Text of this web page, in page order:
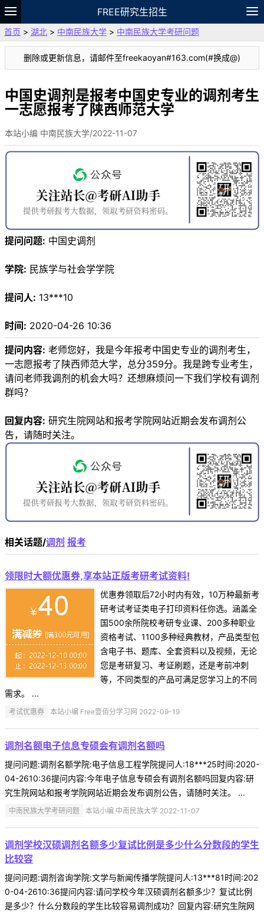
FREE研究生招生
题库
故事 专题 APP 笔记
论坛
VIP
资料
首页 > 湖北 > 中南民族大学 > 中南民族大学考研问题
删除或更新信息，请邮件至freekaoyan#163.com(#换成@)
中国史调剂是报考中国史专业的调剂考生
一志愿报考了陕西师范大学
本站小编 中南民族大学/2022-11-07
提问问题: 中国史调剂
学院: 民族学与社会学学院
提问人: 13***10
时间: 2020-04-26 10:36
提问内容: 老师您好，我是今年报考中国史专业的调剂考生，
一志愿报考了陕西师范大学，总分359分。我是跨专业考生，
请问老师我调剂的机会大吗？还想麻烦问一下我们学校有调剂
群吗？
回复内容: 研究生院网站和报考学院网站近期会发布调剂公
告，请随时关注。
相关话题/调剂 报考
领限时大额优惠券,享本站正版考研考试资料!
优惠券领取后72小时内有效，10万种最新考
研考试考证类电子打印资料任你选。涵盖全
国500余所院校考研专业课、200多种职业
资格考试、1100多种经典教材，产品类型包
含电子书、题库、全套资料以及视频，无论
您是考研复习、考证刷题，还是考前冲刺
等，不同类型的产品可满足您学习上的不同
需求。 ...
考试优惠券 本站小编 Free壹佰分学习网 2022-09-19
调剂名额电子信息专硕会有调剂名额吗
提问问题:调剂名额学院:电子信息工程学院提问人:18***25时间:2020-
04-2610:36提问内容:今年电子信息专硕会有调剂名额吗回复内容:研
究生院网站和报考学院网站近期会发布调剂公告，请随时关注。 ...
中南民族大学考研问题 本站小编 中南民族大学 2022-11-07
调剂学校汉硕调剂名额多少复试比例是多少什么分数段的学生
比较容
提问问题:调剂咨询学院:文学与新闻传播学院提问人:13***81时间:202
0-04-2610:36提问内容:请问学校今年汉硕调剂名额多少？复试比例
是多少？什么分数段的学生比较容易调剂成功？回复内容:研究生院网